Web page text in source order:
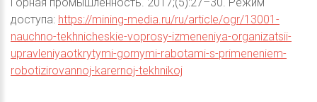
доступа: https://mining-media.ru/ru/article/ogr/13001-
nauchno-tekhnicheskie-voprosy-izmeneniya-organizatsii-
upravleniyaotkrytymi-gornymi-rabotami-s-primeneniem-
robotizirovannoj-karernoj-tekhnikoj